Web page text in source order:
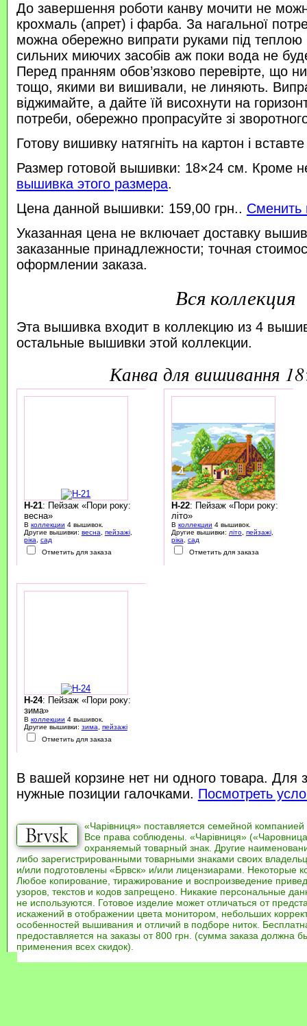
До завершення роботи канву мочити не
крохмаль (апрет) і фарба. За нагальної
можна обережно випрати руками під
сильних миючих засобів аж поки вода не
Перед пранням обов’язково перевірте, що
тощо, якими ви вишивали, не линяють.
віджимайте, а дайте їй висохнути на
потреби, обережно пропрасуйте зі
Готову вишивку натягніть на картон і
Размер готовой вышивки: 18×24 см. Кроме
вышивка этого размера.
Цена данной вышивки: 159,00 грн.. Сменить
Указанная цена не включает доставку
заказанные принадлежности; точная
оформлении заказа.
Вся коллекция
Эта вышивка входит в коллекцию из 4
остальные вышивки этой коллекции.
канва для вишивання
H-21: Пейзаж «Пори року:
весна»
В коллекции 4 вышивок.
Другие вышивки: весна, пейзажі,
ріка, сад
Отметить для заказа
H-22: Пейзаж «Пори року:
літо»
В коллекции 4 вышивок.
Другие вышивки: літо, пейзажі,
ріка, сад
Отметить для заказа
H-24: Пейзаж «Пори року:
зима»
В коллекции 4 вышивок.
Другие вышивки: зима, пейзажі
Отметить для заказа
В вашей корзине нет ни одного товара. Для
нужные позиции галочками. Посмотреть
«Чарівниця» поставляется семейной компанией
Все права соблюдены. «Чарівниця»
охраняемый товарный знак. Другие
либо зарегистрированными товарными знаками своих
и/или подготовлены «Брвск» и/или лицензиарами. Некоторые
Любое копирование, тиражирование и воспроизведение
узоров, текстов и кодов запрещено. Никакие персональные
не используются. Готовое изделие может отличаться от
искажений в отображении цвета монитором, небольших
особенностей вышивания и отличий в подборе ниток.
предоставляется на заказы от 800 грн. (сумма заказа должна
применения всех скидок).